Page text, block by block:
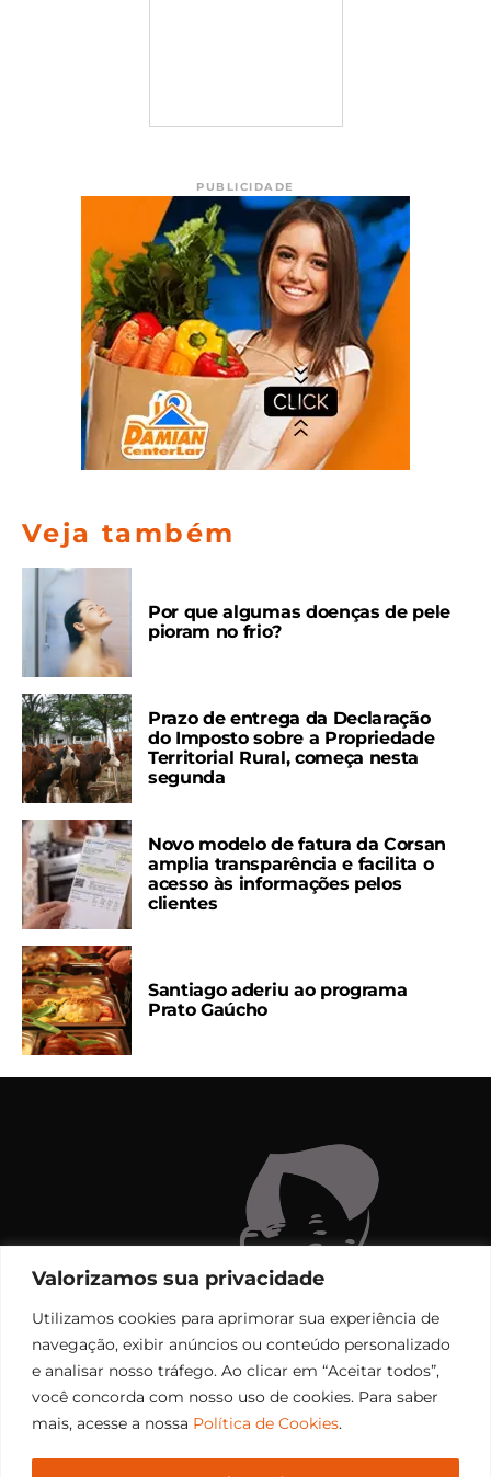
Valorizamos sua privacidade
Utilizamos cookies para aprimorar sua experiência de
navegação, exibir anúncios ou conteúdo personalizado
e analisar nosso tráfego. Ao clicar em “Aceitar todos”,
você concorda com nosso uso de cookies. Para saber
mais, acesse a nossa Política de Cookies.
PUBLICIDADE
Veja também
Por que algumas doenças de pele
pioram no frio?
Prazo de entrega da Declaração
do Imposto sobre a Propriedade
Territorial Rural, começa nesta
segunda
Novo modelo de fatura da Corsan
amplia transparência e facilita o
acesso às informações pelos
clientes
Santiago aderiu ao programa
Prato Gaúcho